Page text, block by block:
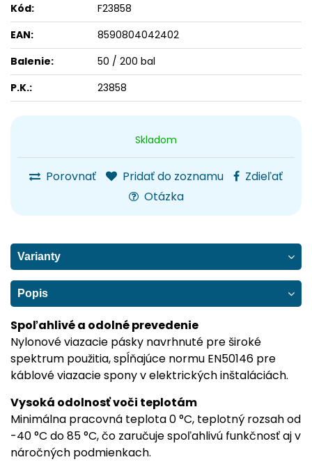
Skladom
Porovnať Pridať do zoznamu
Zdieľať
Otázka
Kód:
F23858
EAN:
8590804042402
Balenie:
50 / 200 bal
P.K.:
23858
Varianty
Popis
Spoľahlivé a odolné prevedenie
Nylonové viazacie pásky navrhnuté pre široké
spektrum použitia, spĺňajúce normu EN50146 pre
káblové viazacie spony v elektrických inštaláciách.
Vysoká odolnosť voči teplotám
Minimálna pracovná teplota 0 °C, teplotný rozsah od
-40 °C do 85 °C, čo zaručuje spoľahlivú funkčnosť aj v
náročných podmienkach.